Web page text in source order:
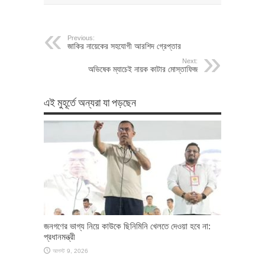
Previous:
জাকির নায়েকের সহযোগী আরশিদ গ্রেপ্তার
Next:
অভিষেক ম্যাচেই নায়ক কাটার মোস্তাফিজ
এই মুহূর্তে অন্যরা যা পড়ছেন
জনগণের ভাগ্য নিয়ে কাউকে ছিনিমিনি খেলতে দেওয়া হবে না:
প্রধানমন্ত্রী
আগস্ট 9, 2026